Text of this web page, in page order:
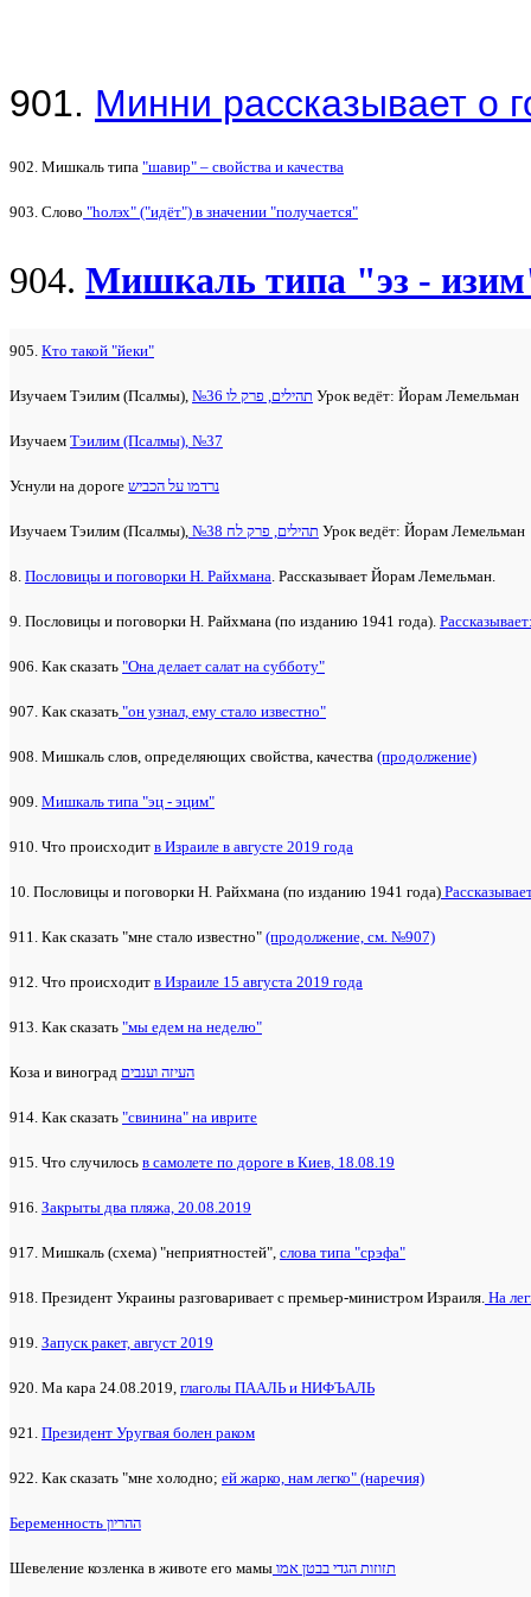
901. Минни рассказывает о
902. Мишкаль типа "шавир" – свойства и качества
903. Слово "hолэх" ("идёт") в значении "получается"
904. Мишкаль типа "эз -
905. Кто такой "йеки"
Изучаем Тэилим (Псалмы), №36 תהילים, פרק לו Урок ведёт: Йорам Лемельман
Изучаем Тэилим (Псалмы), №37
Уснули на дороге נרדמו על הכביש
Изучаем Тэилим (Псалмы), №38 תהילים, פרק לח Урок ведёт: Йорам Лемельман
8. Пословицы и поговорки Н. Райхмана . Рассказывает Йорам Лемельман.
9. Пословицы и поговорки Н. Райхмана (по изданию 1941 года).
906. Как сказать "Она делает салат на субботу"
907. Как сказать "он узнал, ему стало известно"
908. Мишкаль слов, определяющих свойства, качества (продолжение)
909. Мишкаль типа "эц - эцим"
910. Что происходит в Израиле в августе 2019 года
10. Пословицы и поговорки Н. Райхмана (по изданию 1941 года)
911. Как сказать "мне стало известно" (продолжение, см. №907)
912. Что происходит в Израиле 15 августа 2019 года
913. Как сказать "мы едем на неделю"
Коза и виноград העיזה וענבים
914. Как сказать "свинина" на иврите
915. Что случилось в самолете по дороге в Киев, 18.08.19
916. Закрыты два пляжа, 20.08.2019
917. Мишкаль (схема) "неприятностей", слова типа "срэфа"
918. Президент Украины разговаривает с премьер-министром Израиля. На
919. Запуск ракет, август 2019
920. Ма кара 24.08.2019, глаголы ПААЛЬ и НИФЪАЛЬ
921. Президент Уругвая болен раком
922. Как сказать "мне холодно; ей жарко, нам легко" (наречия)
Беременность ההריון
Шевеление козленка в животе его мамы תזוזות הגדי בבטן אמו